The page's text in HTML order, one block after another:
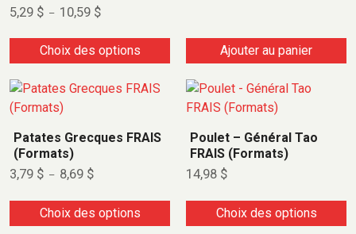
5,29 $ – 10,59 $
Choix des options Ajouter au panier
Patates Grecques FRAIS
(Formats)
3,79 $ – 8,69 $
Choix des options
Poulet – Général Tao
FRAIS (Formats)
14,98 $
Choix des options